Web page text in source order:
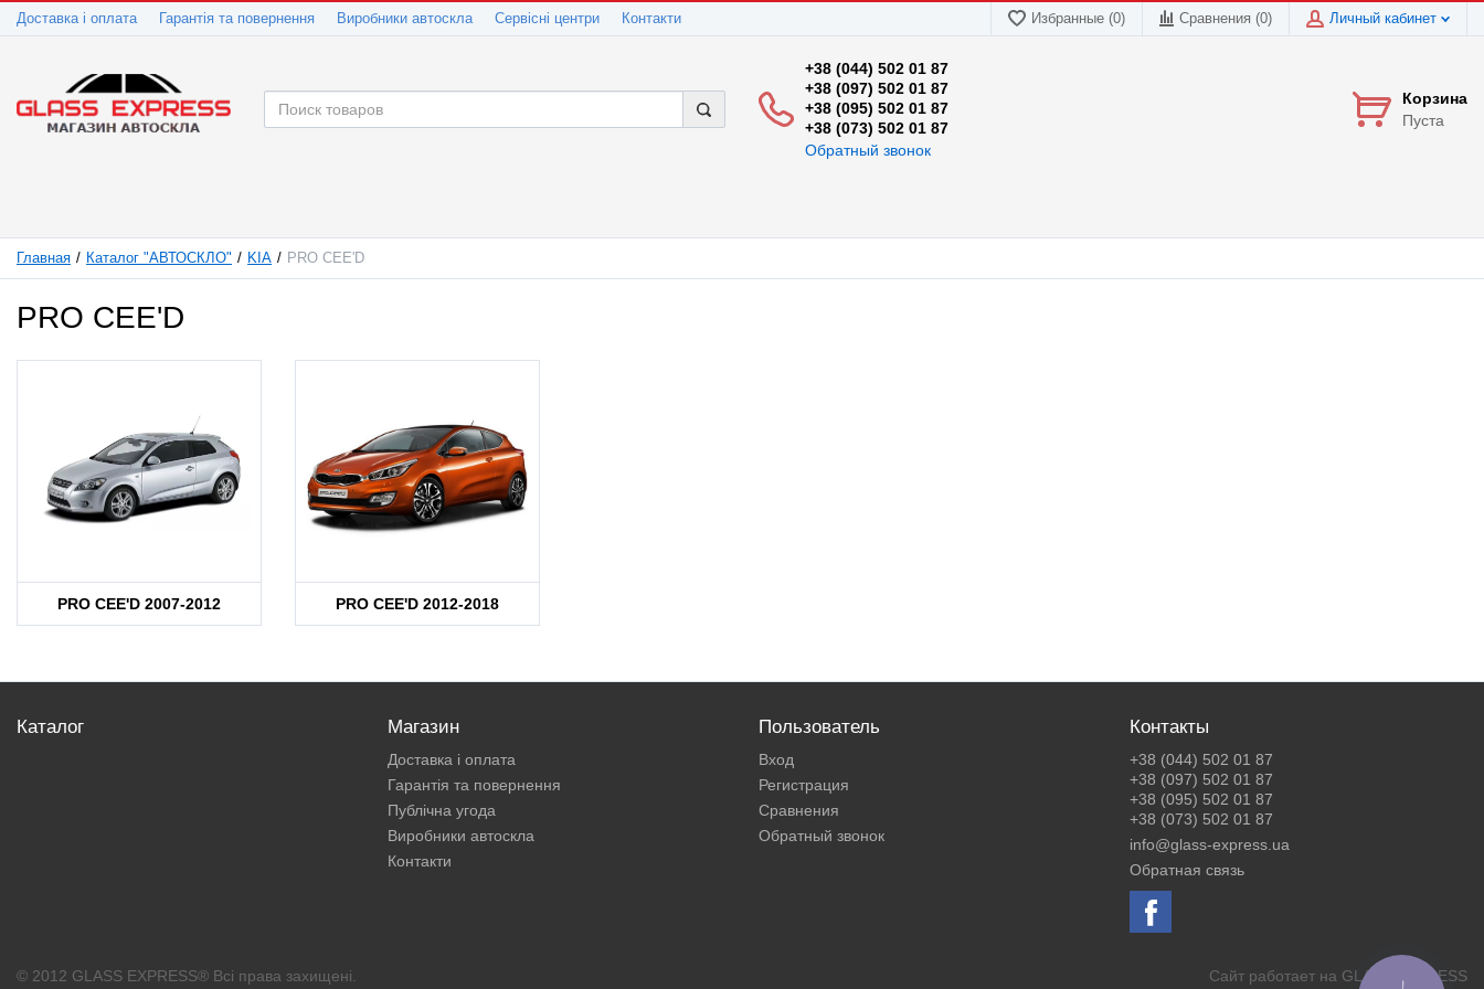
Доставка і оплата Гарантія та повернення Виробники автоскла Сервісні центри Контакти Избранные (0) Сравнения (0) Личный кабинет
+38 (044) 502 01 87
+38 (097) 502 01 87
+38 (095) 502 01 87
+38 (073) 502 01 87
Обратный звонок
Корзина
Пуста
Главная Каталог "АВТОСКЛО" KIA PRO CEE'D
PRO CEE'D
PRO CEE'D 2007-2012 PRO CEE'D 2012-2018
Каталог Магазин
Доставка і оплата
Гарантія та повернення
Публічна угода
Виробники автоскла
Контакти
Пользователь
Вход
Регистрация
Сравнения
Обратный звонок
Контакты
+38 (044) 502 01 87
+38 (097) 502 01 87
+38 (095) 502 01 87
+38 (073) 502 01 87
info@glass-express.ua
Обратная связь
© 2012 GLASS EXPRESS® Всі права захищені. Сайт работает на GLASS EXPRESS